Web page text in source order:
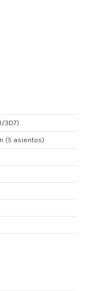
3D7)
(5 asientos)